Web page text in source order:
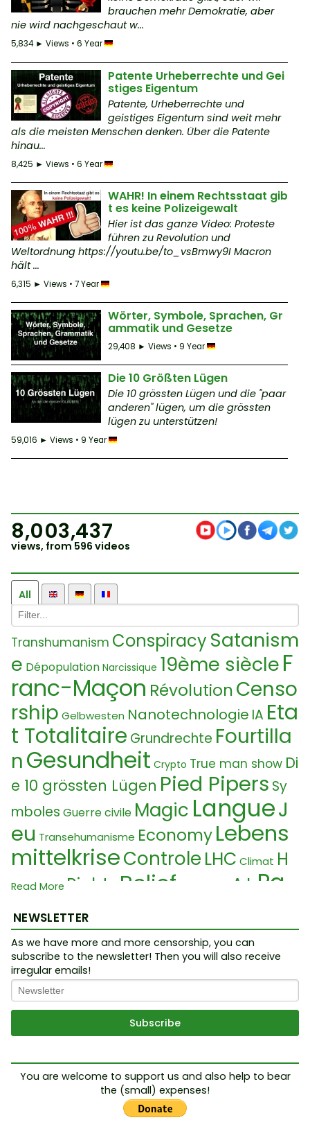
brauchen mehr Demokratie, aber
nie wird nachgeschaut w...
5,834 ► Views • 6 Year
Patente Urheberrechte und Gei
stiges Eigentum
Patente, Urheberrechte und
geistiges Eigentum sind weit mehr
als die meisten Menschen denken. Über die Patente
hinau...
8,425 ► Views • 6 Year
WAHR! In einem Rechtsstaat gib
t es keine Polizeigewalt
Hier ist das ganze Video: Proteste
führen zu Revolution und
Weltordnung https://youtu.be/to_vsBmwy9I Macron
hält ...
6,315 ► Views • 7 Year
Wörter, Symbole, Sprachen, Gr
ammatik und Gesetze
29,408 ► Views • 9 Year
Die 10 Größten Lügen
Die 10 grössten Lügen und die "paar
anderen" lügen, um die grössten
lügen zu unterstützen!
59,016 ► Views • 9 Year
8,003,437
views, from 596 videos
All
Transhumanism Conspiracy Satanism
e Dépopulation Narcissique 19ème siècleF
ranc-Maçon RévolutionCenso
rship Gelbwesten Nanotechnologie IA Eta
t Totalitaire Grundrechte Fourtilla
nGesundheit Crypto True man show Di
e 10 grössten Lügen Pied Pipers Sy
mboles Guerre civile Magic LangueJ
eu Transehumanisme EconomyLebens
mittelkriseControle LHC Climat H
uman Rights
Belief A.I. Pa
pstQuantum Computer
eit Loi civileGnoseComplexeVirus
Migration WahlenFreimaurerLeg
alNameFraudNuklearhoaxDefinitio
nenEtymologyTranceHumanismu
sRéactionBibelOrdo ab Chao
eanJacquesCrevcoeurBabylo
n Corruption Kumaré
ComplotisteBelle verte
Read More
NEWSLETTER
As we have more and more censorship, you can
subscribe to the newsletter! Then you will also receive
irregular emails!
You are welcome to support us and also help to bear
the (small) expenses!